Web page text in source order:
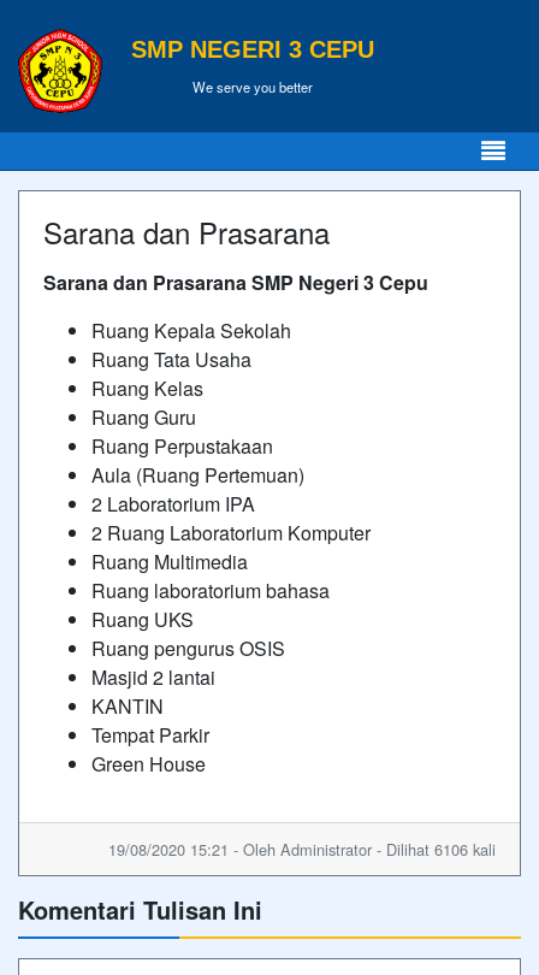
SMP NEGERI 3 CEPU
We serve you better
Sarana dan Prasarana
Sarana dan Prasarana SMP Negeri 3 Cepu
Ruang Kepala Sekolah
Ruang Tata Usaha
Ruang Kelas
Ruang Guru
Ruang Perpustakaan
Aula (Ruang Pertemuan)
2 Laboratorium IPA
2 Ruang Laboratorium Komputer
Ruang Multimedia
Ruang laboratorium bahasa
Ruang UKS
Ruang pengurus OSIS
Masjid 2 lantai
KANTIN
Tempat Parkir
Green House
19/08/2020 15:21 - Oleh Administrator - Dilihat 6106 kali
Komentari Tulisan Ini